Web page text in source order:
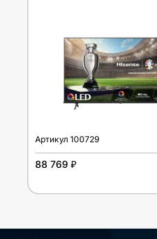
Артикул 100729
88 769 ₽